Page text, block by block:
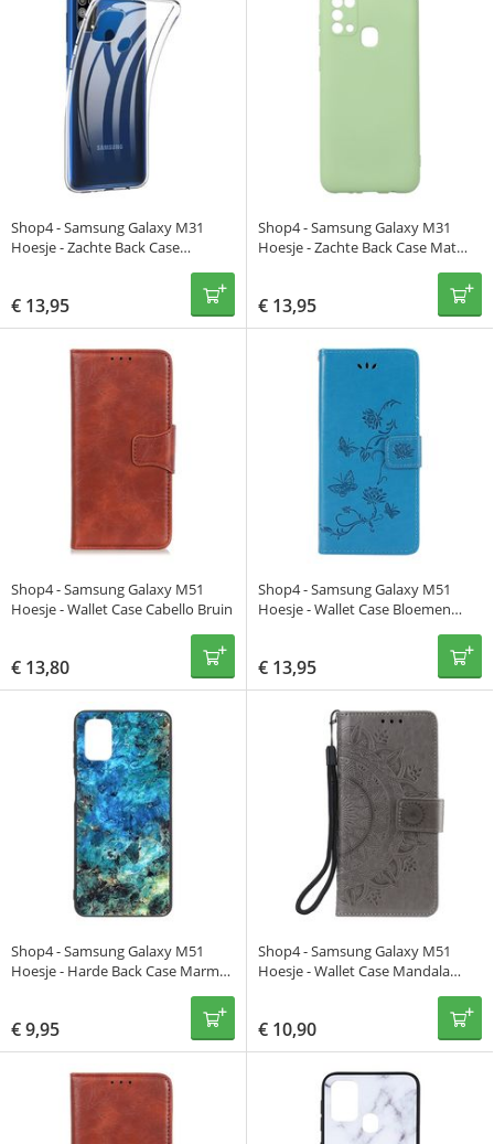
Shop4 - Samsung Galaxy M31
Hoesje - Zachte Back Case
€ 13,95
Shop4 - Samsung Galaxy M31
Hoesje - Zachte Back Case Mat
€ 13,95
Shop4 - Samsung Galaxy M51
Hoesje - Wallet Case Cabello Bruin
€ 13,80
Shop4 - Samsung Galaxy M51
Hoesje - Wallet Case Bloemen
€ 13,95
Shop4 - Samsung Galaxy M51
Hoesje - Harde Back Case Marmer
€9,95
Shop4 - Samsung Galaxy M51
Hoesje - Wallet Case Mandala
€ 10,90